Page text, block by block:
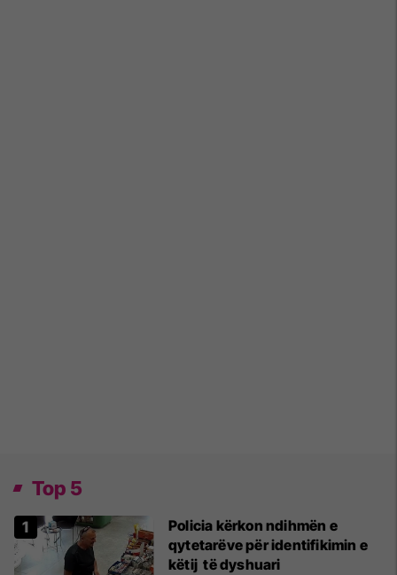
Top 5
Policia kërkon ndihmën e
qytetarëve për identifikimin e
këtij të dyshuari